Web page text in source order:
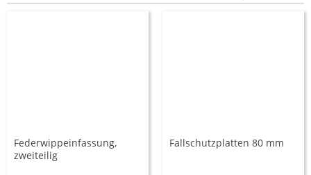
Federwippeinfassung,
zweiteilig
Fallschutzplatten 80 mm